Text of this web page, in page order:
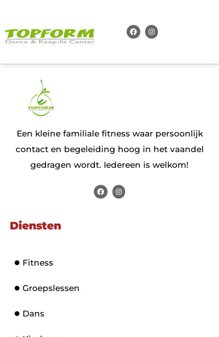
Een kleine familiale fitness waar persoonlijk
contact en begeleiding hoog in het vaandel
gedragen wordt. Iedereen is welkom!
Diensten
Fitness
Groepslessen
Dans